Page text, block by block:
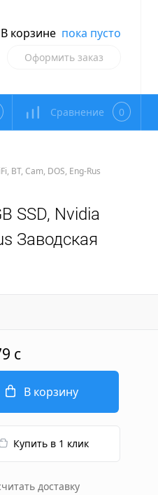
В корзине пока пусто
Оформить заказ
Сравнение 0
BT, Cam, DOS, Eng-Rus
SSD, Nvidia
Заводская
c
В корзину
Купить в 1 клик
доставку